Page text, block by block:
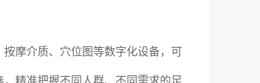
摩介质、穴位图等数字化设备，可
精准把握不同人群、不同需求的足